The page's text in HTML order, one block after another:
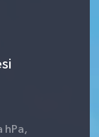
hPa,